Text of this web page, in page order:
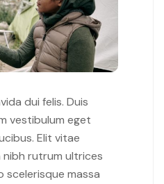
dui felis. Duis
vestibulum eget
Elit vitae
nibh rutrum ultrices
scelerisque massa